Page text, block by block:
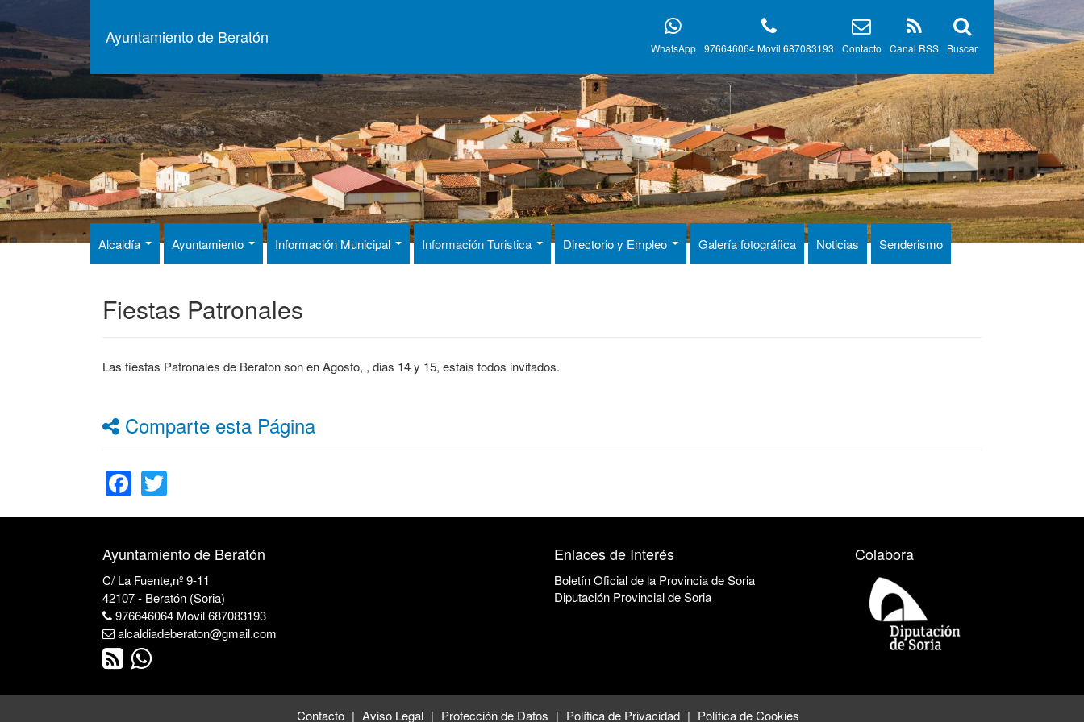
al
contenido
principal
Ayuntamiento de Beratón
Buscar
Canal RSS
Contacto
976646064 Movil 687083193
WhatsApp
Alcaldía Ayuntamiento Información Municipal Información Turistica Directorio y Empleo Galería fotográfica Noticias Senderismo
Fiestas Patronales
Las fiestas Patronales de Beraton son en Agosto, , dias 14 y 15, estais todos invitados.
Comparte esta Página
Facebook
Ayuntamiento de Beratón
C/ La Fuente,nº 9-11
42107 - Beratón (Soria)
976646064 Movil 687083193
alcaldiadeberaton@gmail.com
Enlaces de Interés
Boletín Oficial de la Provincia de Soria
Diputación Provincial de Soria
Colabora
Contacto Aviso Legal Protección de Datos Política de Privacidad Política de Cookies